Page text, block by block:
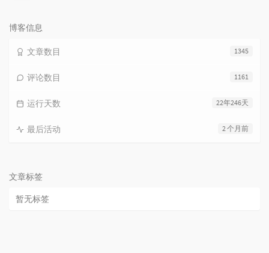
博客信息
1345
文章数目
1161
评论数目
22年246天
运行天数
2 个月前
最后活动
文章标签
暂无标签